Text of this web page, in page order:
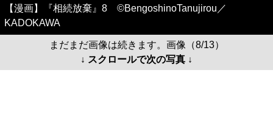
【漫画】『相続放棄』8 ©BengoshinoTanujirou／
KADOKAWA
まだまだ画像は続きます。画像（8/13）
↓ スクロールで次の写真 ↓